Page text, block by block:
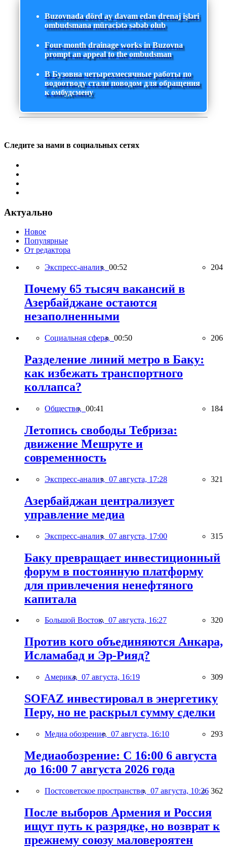
Buzovnada dörd ay davam edən drenaj işləri
ombudsmana müraciətə səbəb olub
Four-month drainage works in Buzovna
prompt an appeal to the ombudsman
В Бузовна четырехмесячные работы по
водоотводу стали поводом для обращения
к омбудсмену
Следите за нами в социальных сетях
Актуально
Новое
Популярные
От редактора
Экспресс-анализ, 00:52 204
Почему 65 тысяч вакансий в
Азербайджане остаются
незаполненными
Социальная сфера, 00:50 206
Разделение линий метро в Баку:
как избежать транспортного
коллапса?
Общество, 00:41 184
Летопись свободы Тебриза:
движение Мешруте и
современность
Экспресс-анализ, 07 августа, 17:28 321
Азербайджан централизует
управление медиа
Экспресс-анализ, 07 августа, 17:00 315
Баку превращает инвестиционный
форум в постоянную платформу
для привлечения ненефтяного
капитала
Большой Восток, 07 августа, 16:27 320
Против кого объединяются Анкара,
Исламабад и Эр-Рияд?
Америка, 07 августа, 16:19 309
SOFAZ инвестировал в энергетику
Перу, но не раскрыл сумму сделки
Медиа обозрение, 07 августа, 16:10 293
Медиаобозрение: С 16:00 6 августа
до 16:00 7 августа 2026 года
Постсоветское пространство, 07 августа, 10:26 362
После выборов Армения и Россия
ищут путь к разрядке, но возврат к
прежнему союзу маловероятен